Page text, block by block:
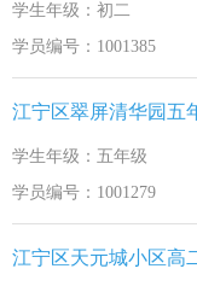
学生年级：初二
学员编号：1001385
学生年级：五年级
学员编号：1001279